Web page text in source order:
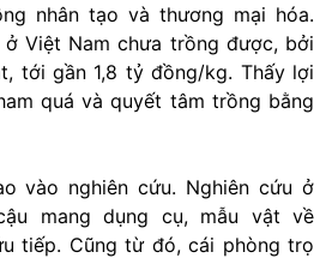
nhân tạo và thương mại hóa.
ở Việt Nam chưa trồng được, bởi
tới gần 1,8 tỷ đồng/kg. Thấy lợi
quá và quyết tâm trồng bằng
vào nghiên cứu. Nghiên cứu ở
mang dụng cụ, mẫu vật về
tiếp. Cũng từ đó, cái phòng trọ